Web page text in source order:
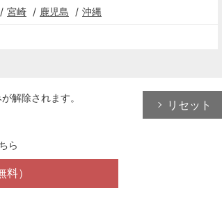
宮崎 鹿児島 沖縄
解除されます。
リセット
ら
）